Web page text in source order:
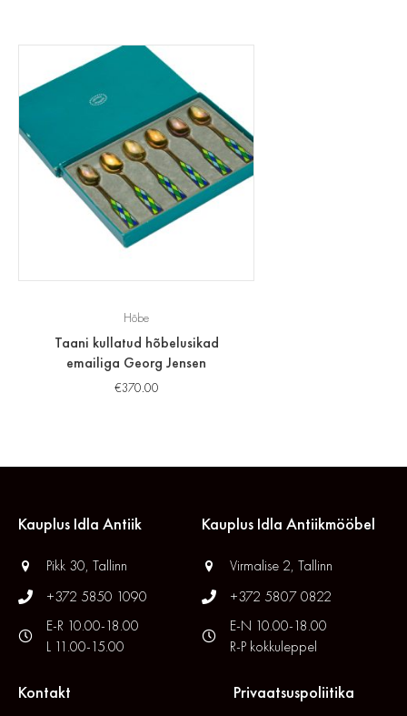
Hõbe
Taani kullatud hõbelusikad
emailiga Georg Jensen
€370.00
Kauplus Idla Antiik
Pikk 30, Tallinn
+372 5850 1090
E-R 10.00-18.00
L 11.00-15.00
Kauplus Idla Antiikmööbel
Virmalise 2, Tallinn
+372 5807 0822
E-N 10.00-18.00
R-P kokkuleppel
Kontakt Privaatsuspoliitika